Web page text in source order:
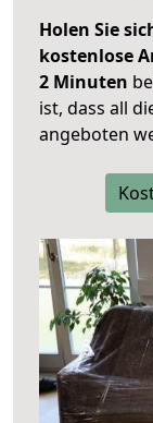
Holen Sie
kostenlose
2 Minuten
ist, dass all
angeboten